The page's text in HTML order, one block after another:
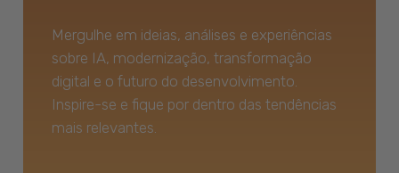
Mergulhe em ideias, análises e experiências
sobre IA, modernização, transformação
digital e o futuro do desenvolvimento.
Inspire-se e fique por dentro das tendências
mais relevantes.